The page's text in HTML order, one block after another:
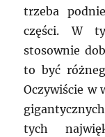
trzeba
części. W
stosownie
to być
Oczywiście w
tych